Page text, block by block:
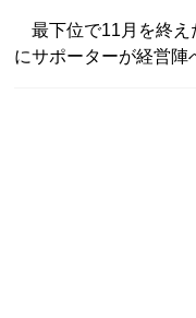
最下位で11月を終え
にサポーターが経営陣